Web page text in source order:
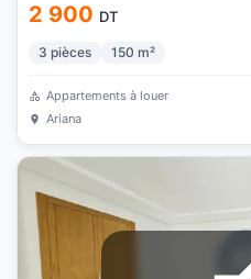
2 900 DT
3 pièces 150 m²
Appartements à louer
Ariana